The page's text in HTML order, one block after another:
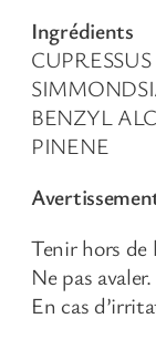
Ingrédients
BENZYL
PINENE
Tenir hors de
Ne pas
En cas